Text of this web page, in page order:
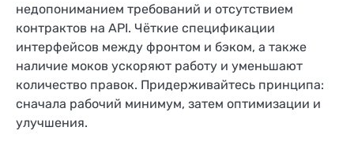
недопониманием требований и отсутствием
контрактов на API. Чёткие спецификации
интерфейсов между фронтом и бэком, а также
наличие моков ускоряют работу и уменьшают
количество правок. Придерживайтесь принципа:
сначала рабочий минимум, затем оптимизации и
улучшения.